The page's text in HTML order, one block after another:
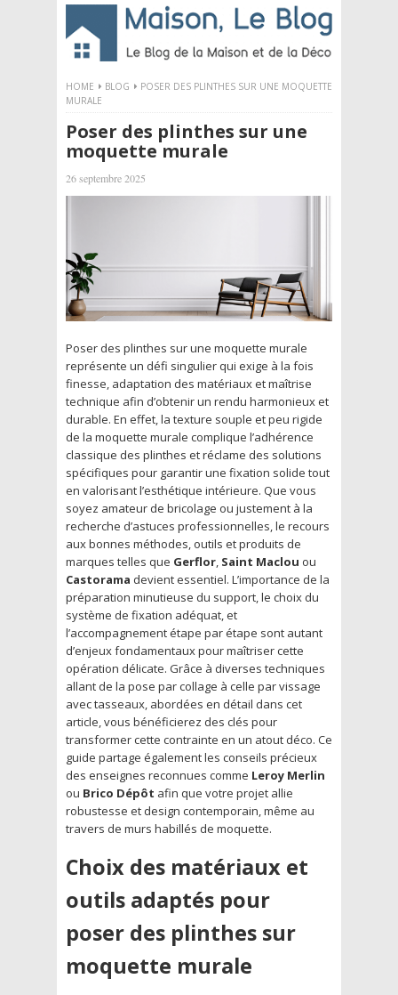
HOME BLOG
POSER DES PLINTHES SUR UNE MOQUETTE
MURALE
Poser des plinthes sur une
moquette murale
26 septembre 2025
Poser des plinthes sur une moquette murale
représente un défi singulier qui exige à la fois
finesse, adaptation des matériaux et maîtrise
technique afin d’obtenir un rendu harmonieux et
durable. En effet, la texture souple et peu rigide
de la moquette murale complique l’adhérence
classique des plinthes et réclame des solutions
spécifiques pour garantir une fixation solide tout
en valorisant l’esthétique intérieure. Que vous
soyez amateur de bricolage ou justement à la
recherche d’astuces professionnelles, le recours
aux bonnes méthodes, outils et produits de
marques telles que Gerflor, Saint Maclou ou
Castorama devient essentiel. L’importance de la
préparation minutieuse du support, le choix du
système de fixation adéquat, et
l’accompagnement étape par étape sont autant
d’enjeux fondamentaux pour maîtriser cette
opération délicate. Grâce à diverses techniques
allant de la pose par collage à celle par vissage
avec tasseaux, abordées en détail dans cet
article, vous bénéficierez des clés pour
transformer cette contrainte en un atout déco. Ce
guide partage également les conseils précieux
des enseignes reconnues comme Leroy Merlin
ou Brico Dépôt afin que votre projet allie
robustesse et design contemporain, même au
travers de murs habillés de moquette.
Choix des matériaux et
outils adaptés pour
poser des plinthes sur
moquette murale